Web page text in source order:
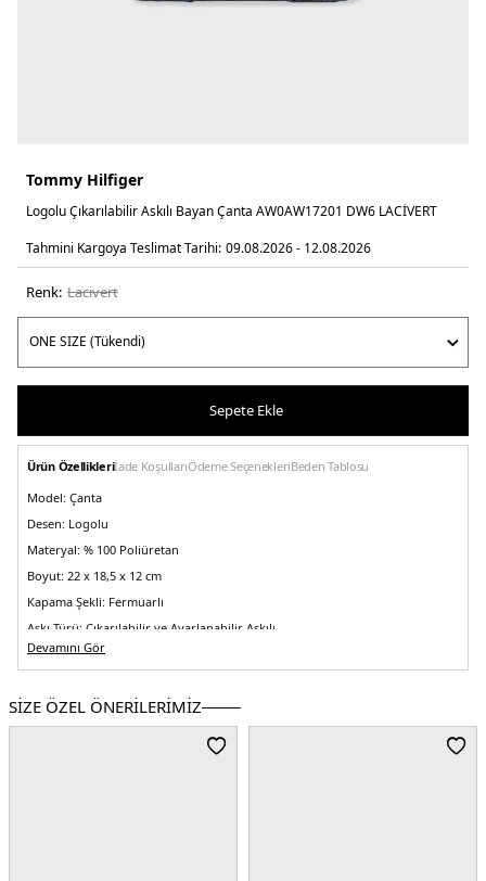
Tommy Hilfiger
Logolu Çıkarılabilir Askılı Bayan Çanta AW0AW17201 DW6 LACİVERT
Tahmini Kargoya Teslimat Tarihi: 09.08.2026 - 12.08.2026
Renk: laci̇vert
Sepete Ekle
Ürün Özellikleriİade KoşullarıÖdeme SeçenekleriBeden Tablosu
Model: Çanta
Desen: Logolu
Materyal: % 100 Poliüretan
Boyut: 22 x 18,5 x 12 cm
Kapama Şekli: Fermuarlı
Askı Türü: Çıkarılabilir ve Ayarlanabilir Askılı
Menşei:Kamboçya
2DEAW0AW17201DW6.12
Devamını Gör
SİZE ÖZEL ÖNERİLERİMİZ